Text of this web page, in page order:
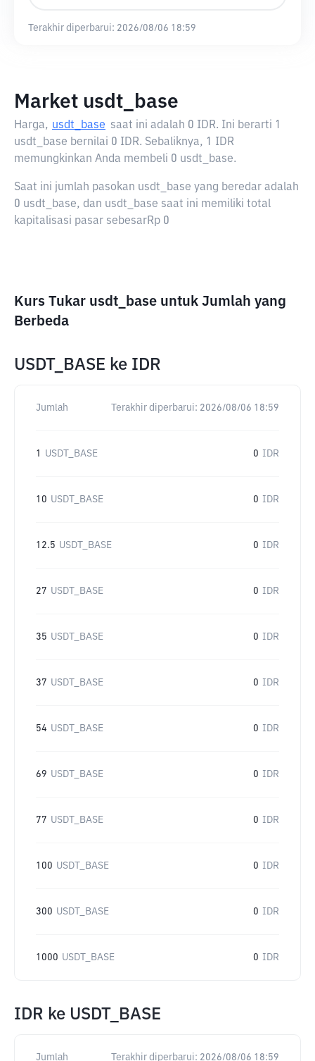
Terakhir diperbarui: 2026/08/06 18:59
Market usdt_base
Harga, usdt_base saat ini adalah 0 IDR. Ini berarti 1
usdt_base bernilai 0 IDR. Sebaliknya, 1 IDR
memungkinkan Anda membeli 0 usdt_base.
Saat ini jumlah pasokan usdt_base yang beredar adalah
0 usdt_base, dan usdt_base saat ini memiliki total
kapitalisasi pasar sebesarRp 0
Kurs Tukar usdt_base untuk Jumlah yang
Berbeda
USDT_BASE ke IDR
Jumlah Terakhir diperbarui: 2026/08/06 18:59
1 USDT_BASE 0 IDR
10 USDT_BASE 0 IDR
12.5 USDT_BASE 0 IDR
27 USDT_BASE 0 IDR
35 USDT_BASE 0 IDR
37 USDT_BASE 0 IDR
54 USDT_BASE 0 IDR
69 USDT_BASE 0 IDR
77 USDT_BASE 0 IDR
100 USDT_BASE 0 IDR
300 USDT_BASE 0 IDR
1000 USDT_BASE 0 IDR
IDR ke USDT_BASE
Jumlah Terakhir diperbarui: 2026/08/06 18:59